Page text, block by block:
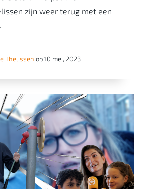
zijn weer terug met een
Thelissen op 10 mei, 2023